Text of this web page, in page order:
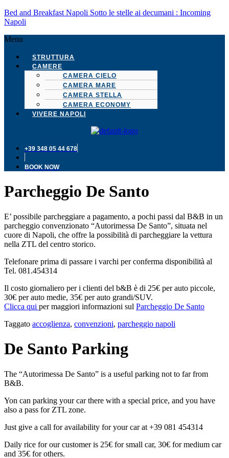
Bed and Breakfast Napoli Sotto le stelle ai decumani : Incoming
Napoli
Menu
STRUTTURA
CAMERE
CAMERA CIELO
CAMERA MARE
CAMERA STELLA
CAMERA ECONOMY
VIVERE NAPOLI
+39 348 05 44 678
BOOK NOW
Parcheggio De Santo
E’ possibile parcheggiare a pagamento, a pochi passi dal B&B in un
parcheggio convenzionato “Autorimessa De Santo”, situata nel
cuore di Napoli, che offre la possibilità di parcheggiare la vettura
nella ZTL del centro storico.
Telefonare prima di passare i varchi per conferma disponibilità al
Tel. 081.454314
Il costo giornaliero per i clienti del b&B è di 25€ per auto piccole,
30€ per auto medie, 35€ per auto grandi/SUV.
Clicca qui per maggiori informazioni sul Parcheggio De Santo
Taggato accoglienza, convenzioni, parcheggio napoli
De Santo Parking
The “Autorimessa De Santo” is a useful parking not to far from
B&B.
Yon can parking your car there with a special price, and you have
also a pass for ZTL zone.
Just give a call for availability for your car at +39 081 454314
Daily rice for our customer is 25€ for small car, 30€ for medium car
and 35€ for others.